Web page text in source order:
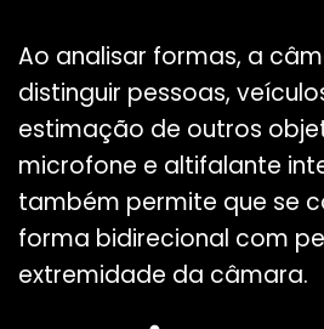
Ao analisar formas, a
distinguir pessoas,
estimação de outros
microfone e altifalante
também permite que se
forma bidirecional com
extremidade da câmara.